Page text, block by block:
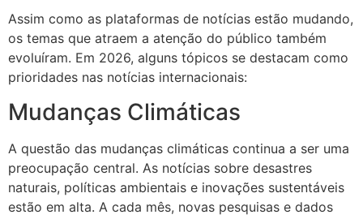
Assim como as plataformas de notícias estão mudando,
os temas que atraem a atenção do público também
evoluíram. Em 2026, alguns tópicos se destacam como
prioridades nas notícias internacionais:
Mudanças Climáticas
A questão das mudanças climáticas continua a ser uma
preocupação central. As notícias sobre desastres
naturais, políticas ambientais e inovações sustentáveis
estão em alta. A cada mês, novas pesquisas e dados